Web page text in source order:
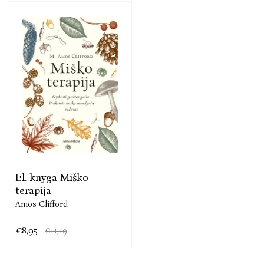
El. knyga Miško
terapija
Amos Clifford
€8,95 €11,19